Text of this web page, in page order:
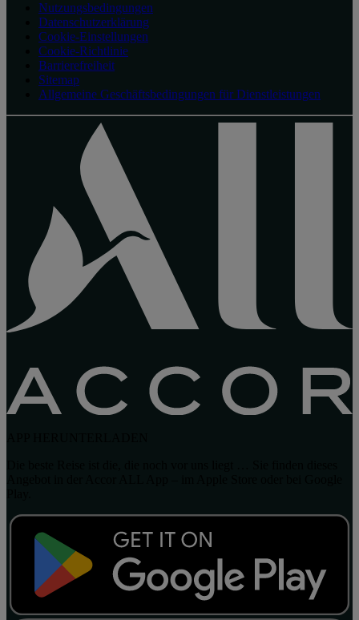
Nutzungsbedingungen
Datenschutzerklärung
Cookie-Einstellungen
Cookie-Richtlinie
Barrierefreiheit
Sitemap
Allgemeine Geschäftsbedingungen für Dienstleistungen